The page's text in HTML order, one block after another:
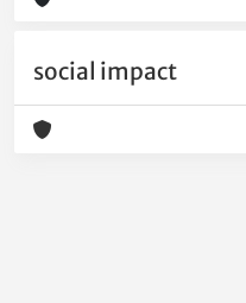
social impact